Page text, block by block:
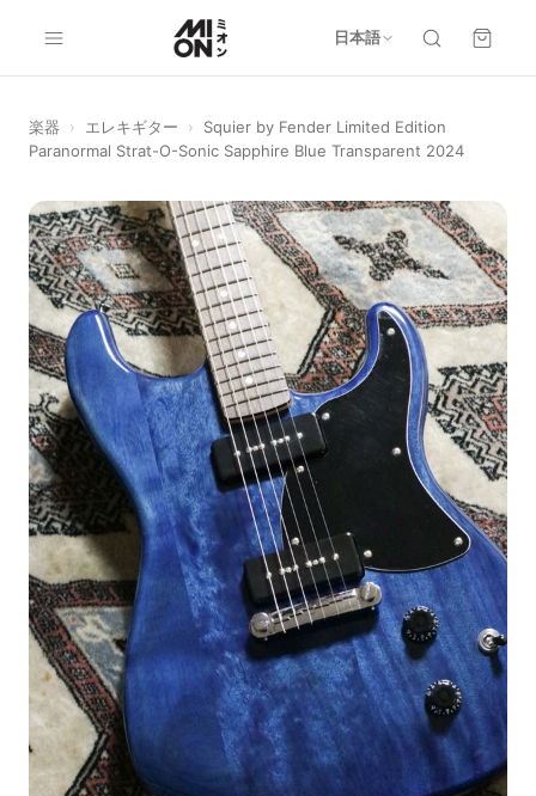
日本語
楽器 › エレキギター ›
Squier by Fender Limited Edition
Paranormal Strat-O-Sonic Sapphire Blue Transparent 2024